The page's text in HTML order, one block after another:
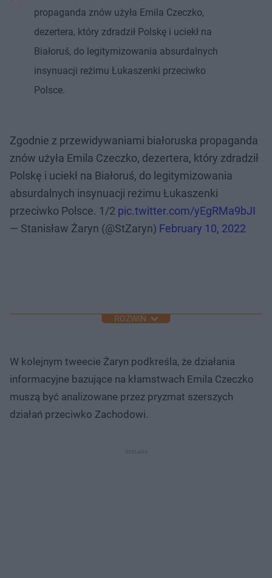
propaganda znów użyła Emila Czeczko,
dezertera, który zdradził Polskę i uciekł na
Białoruś, do legitymizowania absurdalnych
insynuacji reżimu Łukaszenki przeciwko
Polsce.
Zgodnie z przewidywaniami białoruska propaganda
znów użyła Emila Czeczko, dezertera, który zdradził
Polskę i uciekł na Białoruś, do legitymizowania
absurdalnych insynuacji reżimu Łukaszenki
przeciwko Polsce. 1/2 pic.twitter.com/yEgRMa9bJI
— Stanisław Żaryn (@StZaryn) February 10, 2022
ROZWIŃ
W kolejnym tweecie Żaryn podkreśla, że działania
informacyjne bazujące na kłamstwach Emila Czeczko
muszą być analizowane przez pryzmat szerszych
działań przeciwko Zachodowi.